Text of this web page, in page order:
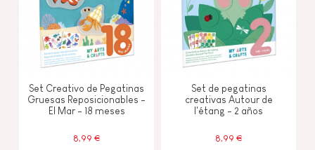
Set Creativo de Pegatinas
Gruesas Reposicionables -
El Mar - 18 meses
8,99 €
Set de pegatinas
creativas Autour de
l'étang - 2 años
8,99 €